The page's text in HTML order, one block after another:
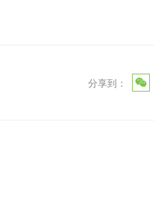
分享到：